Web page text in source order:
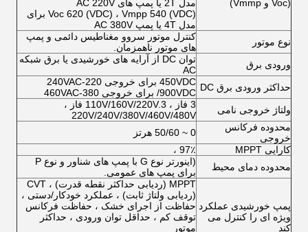
(Voc و Vmmp)
مدل 2T یا پمپ های AC 220V
Voc 620 (VDC) ، Vmpp 540 (VDC) برای
مدل 4T یا پمپ AC 380V
نوع موتور
کنترل موتور سروو مغناطیس دائمی و پمپ
های موتور ناهمزمان.
ورودی برق
توان DC از آرایه های خورشیدی یا برق شبکه
AC
حداکثر ورودی برق DC
450VDC برای خروجی 220-240VAC
/900VDC برای خروجی 380-460VAC
ولتاژ خروجی نامی
3 فاز ، 110V/160V/220V.3 فاز ،
220V/240V/380V/460V/480V
محدوده فرکانس
خروجی
0 ~ 50/60 هرتز
کارایی MPPT
97٪ ،
محدوده دمای محیط
(اینورتر نوع G با پمپ های شناور و نوع P
برای پمپ های عمومی.
پمپ خورشیدی عملکرد
ویژه ای را کنترل می
کند
MPPT (ردیابی حداکثر نقطه قدرت) ، CVT
(ردیابی ولتاژ ثابت) ، عملکرد خودکار/دستی ،
حفاظت از اجرای خشک ، حفاظت فرکانس
توقف کم ، حداقل توان ورودی ، حداکثر
موتور